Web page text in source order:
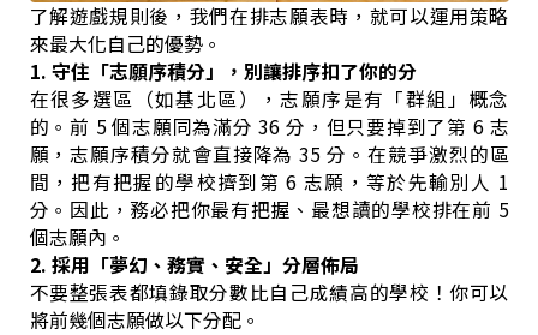
了解遊戲規則後，我們在排志願表時，就可以運用策略
來最大化自己的優勢。
1. 守住「志願序積分」，別讓排序扣了你的分
在很多選區（如基北區），志願序是有「群組」概念
的。前 5 個志願同為滿分 36 分，但只要掉到了第 6 志
願，志願序積分就會直接降為 35 分。在競爭激烈的區
間，把有把握的學校擠到第 6 志願，等於先輸別人 1
分。因此，務必把你最有把握、最想讀的學校排在前 5
個志願內。
2. 採用「夢幻、務實、安全」分層佈局
不要整張表都填錄取分數比自己成績高的學校！你可以
將前幾個志願做以下分配。